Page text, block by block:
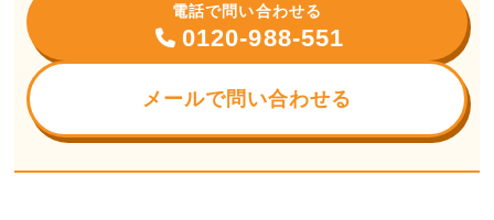
電話で問い合わせる
0120-988-551
メールで問い合わせる